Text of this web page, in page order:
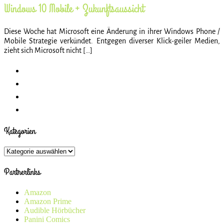
Windows 10 Mobile + Zukunftsaussicht
Diese Woche hat Microsoft eine Änderung in ihrer Windows Phone /
Mobile Strategie verkündet. Entgegen diverser Klick-geiler Medien,
zieht sich Microsoft nicht […]
Kategorien
Kategorien
Partnerlinks
Amazon
Amazon Prime
Audible Hörbücher
Panini Comics